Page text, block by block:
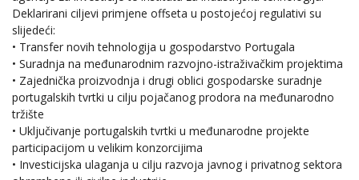
Deklarirani ciljevi primjene offseta u postojećoj regulativi su
slijedeći:
• Transfer novih tehnologija u gospodarstvo Portugala
• Suradnja na međunarodnim razvojno-istraživačkim projektima
• Zajednička proizvodnja i drugi oblici gospodarske suradnje
portugalskih tvrtki u cilju pojačanog prodora na međunarodno
tržište
• Uključivanje portugalskih tvrtki u međunarodne projekte
participacijom u velikim konzorcijima
• Investicijska ulaganja u cilju razvoja javnog i privatnog sektora